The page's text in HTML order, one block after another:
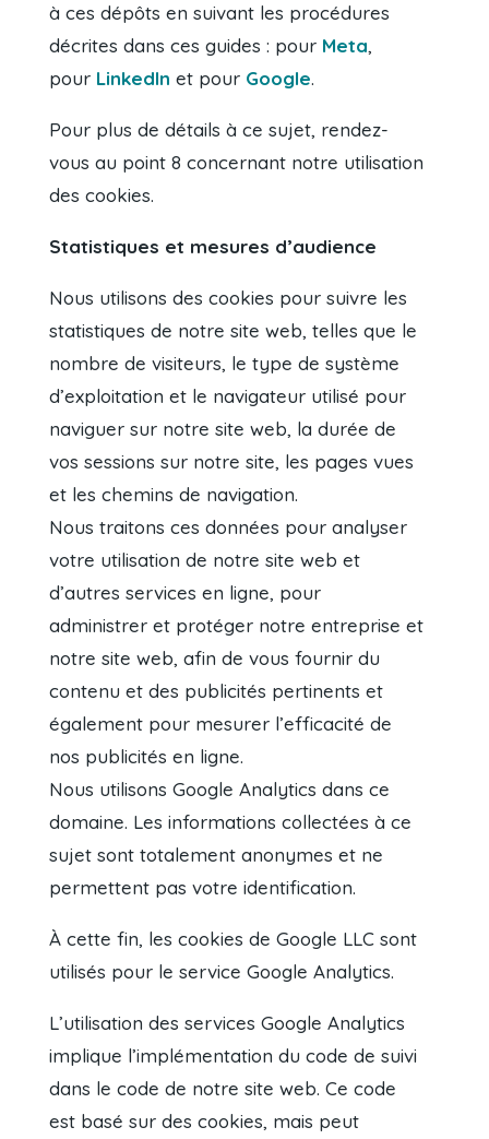
à ces dépôts en suivant les procédures
décrites dans ces guides : pour Meta,
pour LinkedIn et pour Google.
Pour plus de détails à ce sujet, rendez-
vous au point 8 concernant notre utilisation
des cookies.
Statistiques et mesures d’audience
Nous utilisons des cookies pour suivre les
statistiques de notre site web, telles que le
nombre de visiteurs, le type de système
d’exploitation et le navigateur utilisé pour
naviguer sur notre site web, la durée de
vos sessions sur notre site, les pages vues
et les chemins de navigation.
Nous traitons ces données pour analyser
votre utilisation de notre site web et
d’autres services en ligne, pour
administrer et protéger notre entreprise et
notre site web, afin de vous fournir du
contenu et des publicités pertinents et
également pour mesurer l’efficacité de
nos publicités en ligne.
Nous utilisons Google Analytics dans ce
domaine. Les informations collectées à ce
sujet sont totalement anonymes et ne
permettent pas votre identification.
À cette fin, les cookies de Google LLC sont
utilisés pour le service Google Analytics.
L’utilisation des services Google Analytics
implique l’implémentation du code de suivi
dans le code de notre site web. Ce code
est basé sur des cookies, mais peut